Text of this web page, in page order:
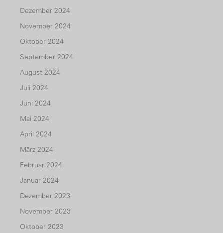
Dezember 2024
November 2024
Oktober 2024
September 2024
August 2024
Juli 2024
Juni 2024
Mai 2024
April 2024
März 2024
Februar 2024
Januar 2024
Dezember 2023
November 2023
Oktober 2023